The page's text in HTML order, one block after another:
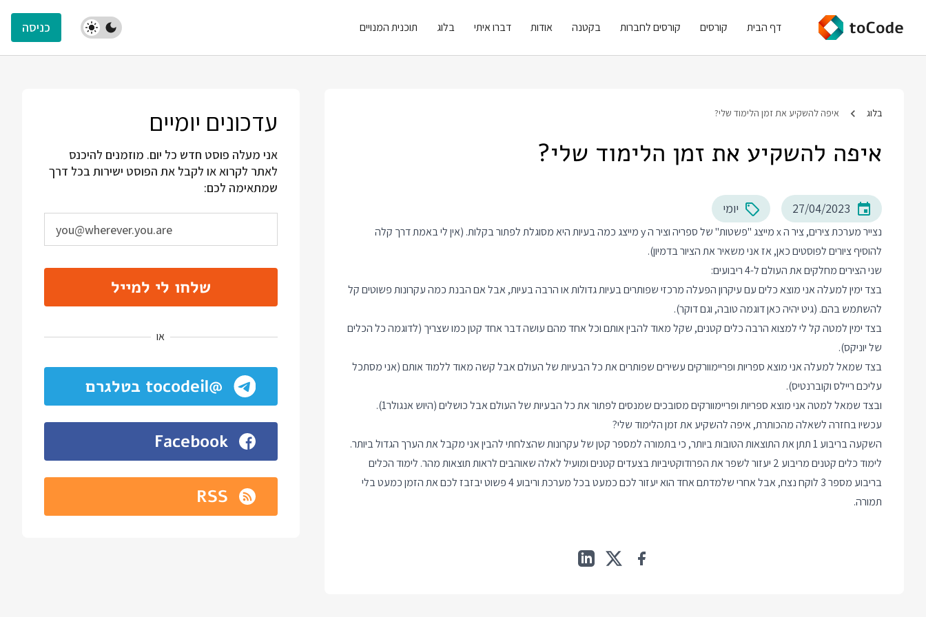
דף הבית קורסים קורסים לחברות בקטנה אודות דברו איתי בלוג תוכנית המנויים כניסה
בלוג איפה להשקיע את זמן הלימוד שלי?
איפה להשקיע את זמן הלימוד שלי?
27/04/2023 יומי
נצייר מערכת צירים, ציר ה x מייצג "פשטות" של ספריה וציר ה y מייצג כמה בעיות היא מסוגלת לפתור בקלות. (אין לי באמת דרך קלה
להוסיף ציורים לפוסטים כאן, אז אני משאיר את הציור בדמיון).
שני הצירים מחלקים את העולם ל-4 ריבועים:
בצד ימין למעלה אני מוצא כלים עם עיקרון הפעלה מרכזי שפותרים בעיות גדולות או הרבה בעיות, אבל אם הבנת כמה עקרונות פשוטים קל
להשתמש בהם. (גיט יהיה כאן דוגמה טובה, וגם דוקר).
בצד ימין למטה קל לי למצוא הרבה כלים קטנים, שקל מאוד להבין אותם וכל אחד מהם עושה דבר אחד קטן כמו שצריך (לדוגמה כל הכלים
של יוניקס).
בצד שמאל למעלה אני מוצא ספריות ופריימוורקים עשירים שפותרים את כל הבעיות של העולם אבל קשה מאוד ללמוד אותם (אני מסתכל
עליכם ריילס וקוברנטיס).
ובצד שמאל למטה אני מוצא ספריות ופריימוורקים מסובכים שמנסים לפתור את כל הבעיות של העולם אבל כושלים (היוש אנגולר1).
עכשיו בחזרה לשאלה מהכותרת, איפה להשקיע את זמן הלימוד שלי?
השקעה בריבוע 1 תתן את התוצאות הטובות ביותר, כי בתמורה למספר קטן של עקרונות שהצלחתי להבין אני מקבל את הערך הגדול ביותר.
לימוד כלים קטנים מריבוע 2 יעזור לשפר את הפרודוקטיביות בצעדים קטנים ומועיל לאלה שאוהבים לראות תוצאות מהר. לימוד הכלים
בריבוע מספר 3 לוקח נצח, אבל אחרי שלמדתם אחד הוא יעזור לכם כמעט בכל מערכת וריבוע 4 פשוט יבזבז לכם את הזמן כמעט בלי
תמורה.
עדכונים יומיים
אני מעלה פוסט חדש כל יום. מוזמנים להיכנס
לאתר לקרוא או לקבל את הפוסט ישירות בכל דרך
שמתאימה לכם:
שלחו לי למייל
או
@tocodeil בטלגרם
Facebook
RSS